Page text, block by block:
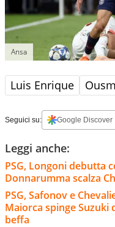
Ansa
Luis Enrique
Seguici su: Google Discover
Leggi anche:
PSG, Longoni debutta
Donnarumma scalza
PSG, Safonov e
Maiorca spinge Suzuki
beffa